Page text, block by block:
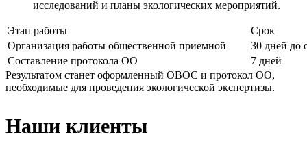
исследований и планы экологических мероприятий.
Этап работы
Срок
Организация работы общественной приемной
30 дней до
Составление протокола ОО
7 дней
Результатом станет оформленный ОВОС и протокол ОО,
необходимые для проведения экологической экспертизы.
Наши клиенты